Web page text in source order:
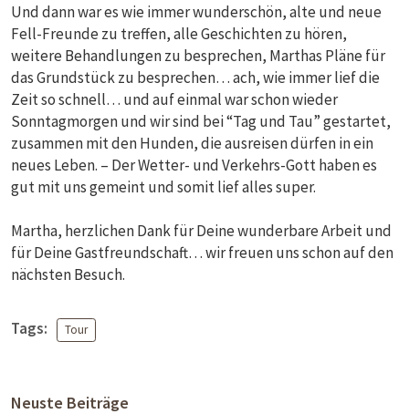
Und dann war es wie immer wunderschön, alte und neue
Fell-Freunde zu treffen, alle Geschichten zu hören,
weitere Behandlungen zu besprechen, Marthas Pläne für
das Grundstück zu besprechen… ach, wie immer lief die
Zeit so schnell… und auf einmal war schon wieder
Sonntagmorgen und wir sind bei “Tag und Tau” gestartet,
zusammen mit den Hunden, die ausreisen dürfen in ein
neues Leben. – Der Wetter- und Verkehrs-Gott haben es
gut mit uns gemeint und somit lief alles super.
Martha, herzlichen Dank für Deine wunderbare Arbeit und
für Deine Gastfreundschaft… wir freuen uns schon auf den
nächsten Besuch.
Tags: Tour
Neuste Beiträge